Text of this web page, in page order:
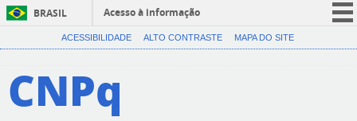
BRASIL
Acesso à informação
CORONAVÍRUS (COVID-19)
ACESSIBILIDADE ALTO CONTRASTE MAPA DO SITE
CNPq